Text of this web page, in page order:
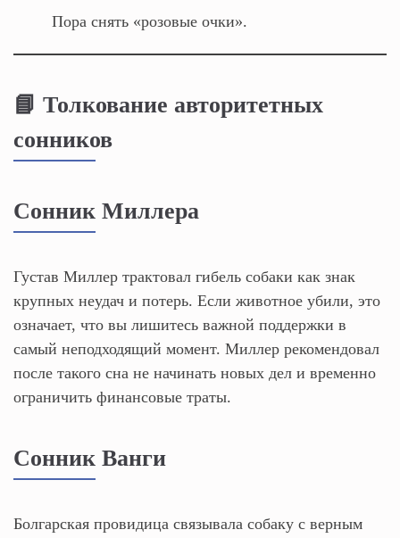
Пора снять «розовые очки».
📘 Толкование авторитетных
сонников
Сонник Миллера
Густав Миллер трактовал гибель собаки как знак
крупных неудач и потерь. Если животное убили, это
означает, что вы лишитесь важной поддержки в
самый неподходящий момент. Миллер рекомендовал
после такого сна не начинать новых дел и временно
ограничить финансовые траты.
Сонник Ванги
Болгарская провидица связывала собаку с верным